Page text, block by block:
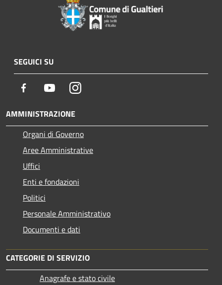
SEGUICI SU
Facebook YoutubeInstagram
AMMINISTRAZIONE
Organi di Governo
Aree Amministrative
Uffici
Enti e fondazioni
Politici
Personale Amministrativo
Documenti e dati
CATEGORIE DI SERVIZIO
Anagrafe e stato civile